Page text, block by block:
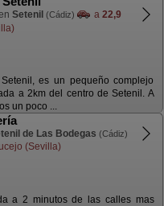
Setenil (Cádiz) a 22,9
es un pequeño complejo
a 2km del centro de Setenil. A
un poco ...
de Las Bodegas (Cádiz)
(Sevilla)
a 2 minutos de las calles mas